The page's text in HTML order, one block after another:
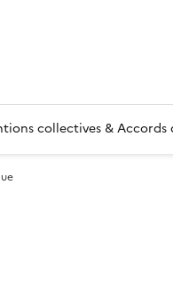
collectives & Accords